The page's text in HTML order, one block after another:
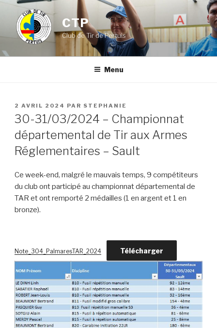
contenu
principal
CTP
Club de Tir de Pertuis
Menu
PUBLIÉ
LE
2 AVRIL 2024 PAR STEPHANIE
30-31/03/2024 – Championnat
départemental de Tir aux Armes
Réglementaires – Sault
Ce week-end, malgré le mauvais temps, 9 compétiteurs
du club ont participé au championnat départemental de
TAR et ont remporté 2 médailles (1 en argent et 1 en
bronze).
Note_304_PalmaresTAR_2024 Télécharger